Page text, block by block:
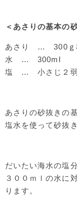
＜あさりの基本の
あさり … 300ｇ
水 … 300ml
塩 … 小さじ２弱
あさりの砂抜きの
塩水を使って砂抜
だいたい海水の塩
３００ｍｌの水に
ります。